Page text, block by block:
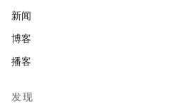
新闻
博客
播客
发现